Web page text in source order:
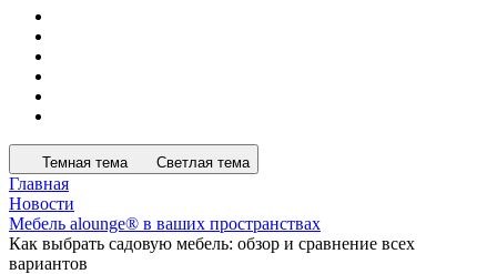
Темная тема Светлая тема
Главная
Новости
Мебель alounge® в ваших пространствах
Как выбрать садовую мебель: обзор и сравнение всех
вариантов